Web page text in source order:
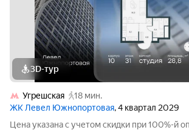
3D-тур
Угрешская
18 мин.
ЖК Левел Южнопортовая, 4 квартал 2029
Цена указана с учетом скидки при 100%-й